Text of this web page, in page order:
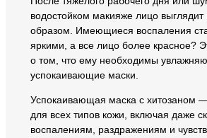
водостойком макияже лицо
образом. Имеющиеся воспаления
яркими, а все лицо более красное?
о том, что ему необходимы
успокаивающие маски.
Успокаивающая маска с хитозаном
для всех типов кожи, включая даже
воспалениям, раздражениям и